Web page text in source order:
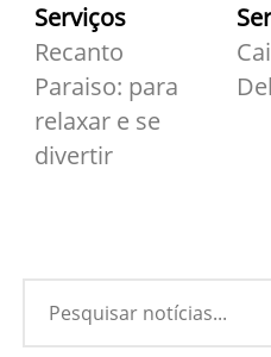
Serviços
Recanto
Paraiso: para
relaxar e se
divertir